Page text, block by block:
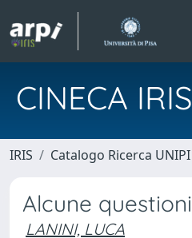
CINECA IRIS
IRIS Catalogo Ricerca UNIPI
Alcune questioni
LANINI, LUCA